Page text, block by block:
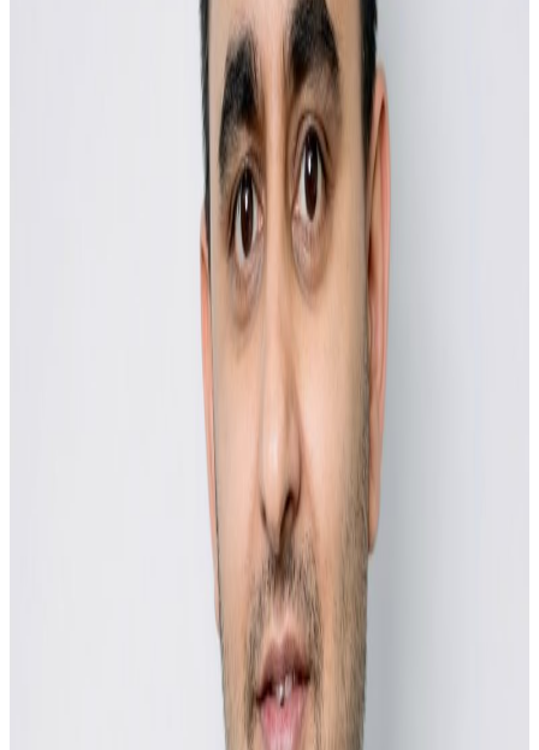
ब्रिजबेन/ नेपाली कला, संस्कृति, खानपान, भेषभूषा र मौलिकताको
प्रवर्द्धन गर्ने उद्देश्यसहित गैरआवासीय नेपाली संघ (एनआरएनए)
अष्ट्रेलियाले विभिन्न राज्यहरूमा गर्दै आएको “नेपाल फेस्टिभल”
डार्विनमा आयोजना हुने भएको छ।
गैरआवासीय नेपाली संघ (एनआरएनए) नर्दन टेरिटोरीकोको
आयोजनामा आगामी जुन १३ मा डार्विन वाटरफ्रन्टमा फेस्टिभल हुने तय
भएको छ। दिउँसो २ बजेदेखि राति १० बजेसम्म आठ घण्टासम्म
सञ्चालन हुने यस कार्यक्रममा नेपाली समुदाय मात्र नभई स्थानीय
अष्ट्रेलियाली तथा विभिन्न बहुसांस्कृतिक समुदायको पनि उत्साहजनक
सहभागिता रहने अपेक्षा गरिएको छ।
संयोजक त्रिलोचन सापकोटाको अनुसार फेस्टिभलमा नेपाली दूतावास
क्यानबेराले पनि स्टल राखेर आफुले प्रदान गर्दै आएको सेवाबारे
जानकारी गराउनेछ भने नेपाल पर्यटन बोर्डको तर्फबाट नेपाल भ्रमणका
निम्ति जानकारीसहितको ब्रोसरहरु बाँड्ने कार्यक्रम राखिएको छ।
कार्यक्रममा नेपाली परम्परागत खाना तथा परिकारहरू, रंगारंग